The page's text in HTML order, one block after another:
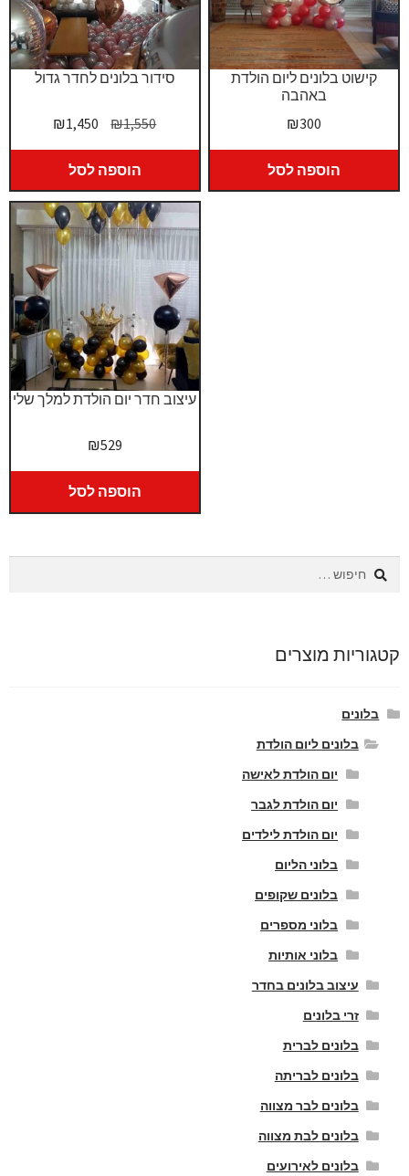
סידור בלונים לחדר גדול
₪1,550
המחיר
היה:
₪1,550.
₪1,450
המחיר
₪1,450.
הוספה לסל
קישוט בלונים ליום הולדת
באהבה
₪300
הוספה לסל
עיצוב חדר יום הולדת למלך שלי
₪529
הוספה לסל
חיפוש:
קטגוריות מוצרים
בלונים
בלונים ליום הולדת
יום הולדת לאישה
יום הולדת לגבר
יום הולדת לילדים
בלוני הליום
בלונים שקופים
בלוני מספרים
בלוני אותיות
עיצוב בלונים בחדר
זרי בלונים
בלונים לברית
בלונים לבריתה
בלונים לבר מצווה
בלונים לבת מצווה
בלונים לאירועים